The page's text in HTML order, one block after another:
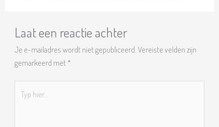
Laat een reactie achter
Je e-mailadres wordt niet gepubliceerd. Vereiste velden zijn
gemarkeerd met*
hier...